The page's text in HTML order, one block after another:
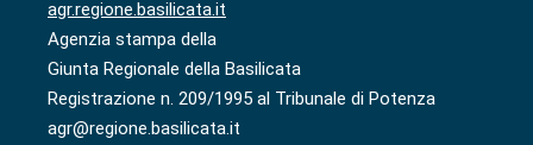
agr.regione.basilicata.it
Agenzia stampa della
Giunta Regionale della Basilicata
Registrazione n. 209/1995 al Tribunale di Potenza
agr@regione.basilicata.it